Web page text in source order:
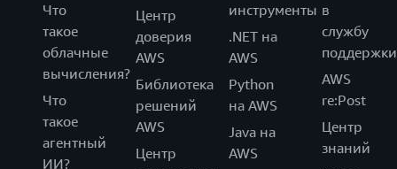
Что
такое
облачные
вычисления?
Что
такое
агентный
ИИ?
Центр
доверия
AWS
Библиотека
решений
AWS
Центр
инструменты
.NET на
AWS
Python
на AWS
Java на
AWS
в
службу
поддержки
AWS
re:Post
Центр
знаний